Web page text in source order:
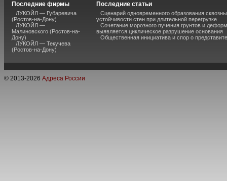
Последние фирмы
ЛУКОЙЛ — Губаревича
(Ростов-на-Дону)
ЛУКОЙЛ —
Малиновского (Ростов-на-
Дону)
ЛУКОЙЛ — Текучева
(Ростов-на-Дону)
Последние статьи
Сценарий одновременного образования
устойчивости стен при длительной перегрузке
Сочетание морозного пучения грунтов и
выявляется циклическое разрушение основания
Общественная инициатива и спор о
© 2013-2026 Адреса России